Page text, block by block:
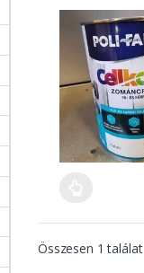
Összesen 1 találat